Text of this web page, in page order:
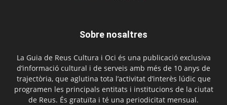
Sobre nosaltres
La Guia de Reus Cultura i Oci és una publicació exclusiva
d’informació cultural i de serveis amb més de 10 anys de
trajectòria, que aglutina tota l’activitat d’interès lúdic que
programen les principals entitats i institucions de la ciutat
de Reus. És gratuïta i té una periodicitat mensual.